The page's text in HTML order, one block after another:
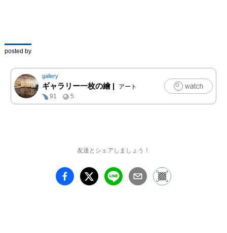
posted by
gallery
ギャラリー一枚の繪|
アート
91
5
友達とシェアしましょう！